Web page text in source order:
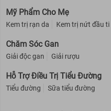
Mỹ Phẩm Cho Mẹ
Kem trị rạn da Kem trị nứt đầu ti
Chăm Sóc Gan
Giải độc gan Giải rượu
Hỗ Trợ Điều Trị Tiểu Đường
Tiểu đường Sữa tiểu đường